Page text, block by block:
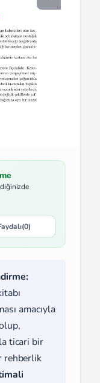
(0)
amacıyla
ticari bir
rehberlik